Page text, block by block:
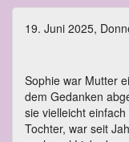
19. Juni 2025,
Sophie war Mutter
dem Gedanken
sie vielleicht
Tochter, war seit